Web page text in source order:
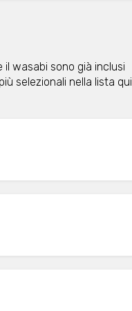
wasabi sono già inclusi
selezionali nella lista qui